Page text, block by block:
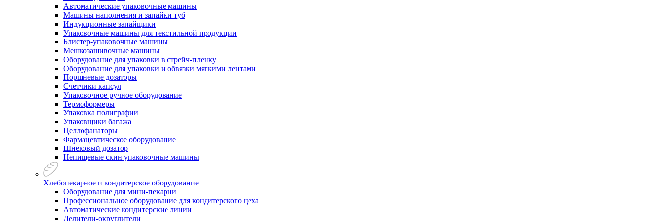
Автоматические упаковочные машины
Машины наполнения и запайки туб
Индукционные запайщики
Упаковочные машины для текстильной продукции
Блистер-упаковочные машины
Мешкозашивочные машины
Оборудование для упаковки в стрейч-пленку
Оборудование для упаковки и обвязки мягкими лентами
Поршневые дозаторы
Счетчики капсул
Упаковочное ручное оборудование
Термоформеры
Упаковка полиграфии
Упаковщики багажа
Целлофанаторы
Фармацевтическое оборудование
Шнековый дозатор
Непищевые скин упаковочные машины
Хлебопекарное и кондитерское оборудование
Оборудование для мини-пекарни
Профессиональное оборудование для кондитерского цеха
Автоматические кондитерские линии
Делители-округлители